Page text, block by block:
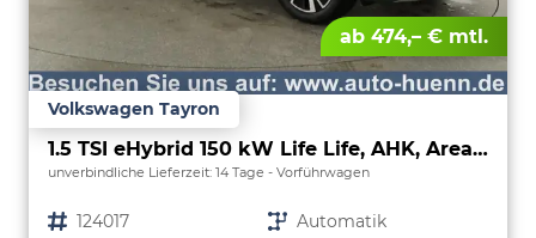
ab 474,– € mtl.
Volkswagen Tayron
1.5 TSI eHybrid 150 kW Life Life, AHK, AreaView, Side, Navi, Winter, 5-J. Garantie
unverbindliche Lieferzeit: 14 Tage Vorführwagen
Fahrzeugnr. 124017 Getriebe Automatik